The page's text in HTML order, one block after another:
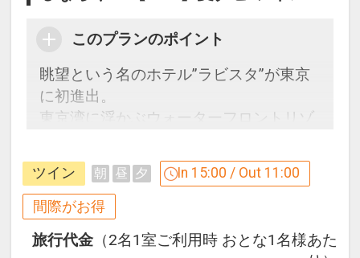
このプランのポイント
眺望という名のホテル”ラビスタ”が東京
に初進出。
東京湾に浮かぶウォーターフロントリゾ
■うれしいポイント♪
●お部屋に水のペットボトルをご用意
ツイン 朝 昼 夕 In 15:00 / Out 11:00
間際がお得
旅行代金 （2名1室ご利用時 おとな1名様あた